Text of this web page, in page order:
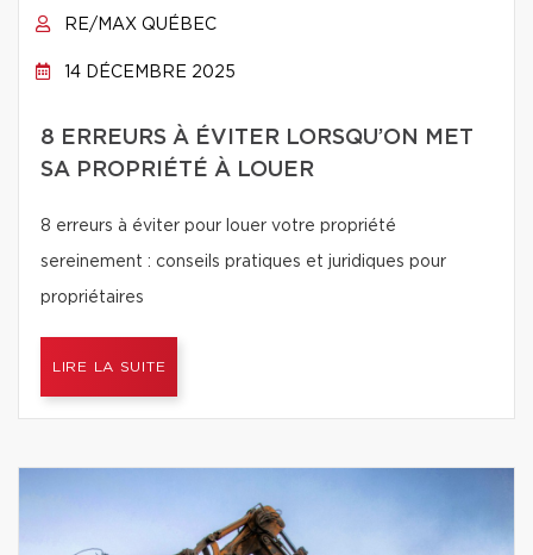
RE/MAX QUÉBEC
14 DÉCEMBRE 2025
8 ERREURS À ÉVITER LORSQU’ON MET
SA PROPRIÉTÉ À LOUER
8 erreurs à éviter pour louer votre propriété
sereinement : conseils pratiques et juridiques pour
propriétaires
LIRE LA SUITE